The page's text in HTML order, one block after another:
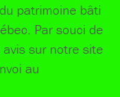
patrimoine bâti
Par souci de
sur notre site
au